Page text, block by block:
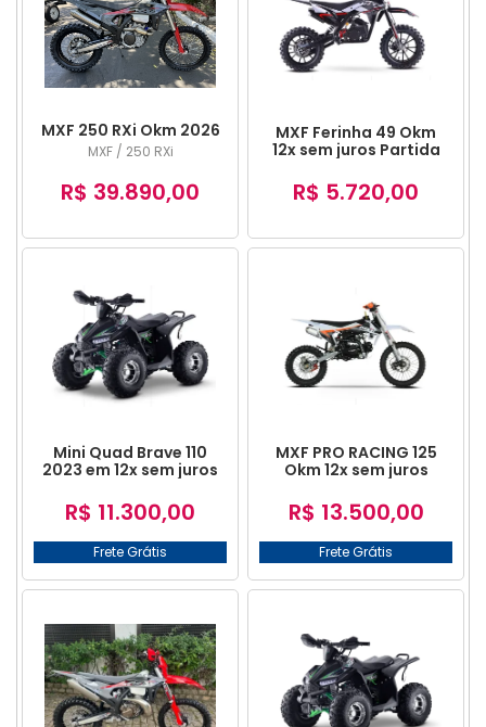
MXF 250 RXi Okm 2026
MXF / 250 RXi
R$ 39.890,00
MXF Ferinha 49 Okm
12x sem juros Partida
R$ 5.720,00
Mini Quad Brave 110
2023 em 12x sem juros
R$ 11.300,00
Frete Grátis
MXF PRO RACING 125
Okm 12x sem juros
R$ 13.500,00
Frete Grátis